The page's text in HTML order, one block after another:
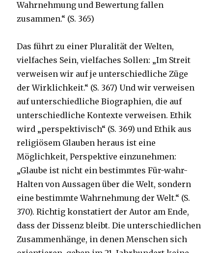
Wahrnehmung und Bewertung fallen
zusammen.“ (S. 365)
Das führt zu einer Pluralität der Welten,
vielfaches Sein, vielfaches Sollen: „Im Streit
verweisen wir auf je unterschiedliche Züge
der Wirklichkeit.“ (S. 367) Und wir verweisen
auf unterschiedliche Biographien, die auf
unterschiedliche Kontexte verweisen. Ethik
wird „perspektivisch“ (S. 369) und Ethik aus
religiösem Glauben heraus ist eine
Möglichkeit, Perspektive einzunehmen:
„Glaube ist nicht ein bestimmtes Für-wahr-
Halten von Aussagen über die Welt, sondern
eine bestimmte Wahrnehmung der Welt.“ (S.
370). Richtig konstatiert der Autor am Ende,
dass der Dissenz bleibt. Die unterschiedlichen
Zusammenhänge, in denen Menschen sich